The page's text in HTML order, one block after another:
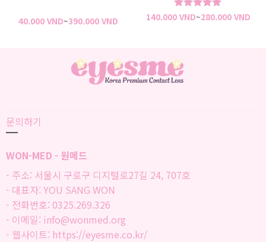
40.000 VND~390.000 VND가 5 중에서 5
140.000 VND~280.000 VND가
문의하기
WON-MED - 원메드
- 주소: 서울시 구로구 디지털로27길 24, 707호
- 대표자: YOU SANG WON
- 전화번호: 0325.269.326
- 이메일: info@wonmed.org
- 웹사이트: https://eyesme.co.kr/